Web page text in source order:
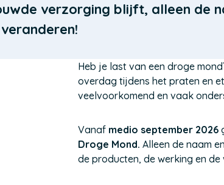
verzorging blijft, alleen de
Heb je last van een droge
overdag tijdens het praten en
veelvoorkomend en vaak
Vanaf medio september 2026
Droge Mond. Alleen de naam
de producten, de werking en